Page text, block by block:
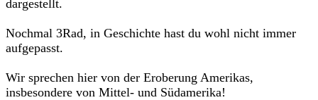
dargestellt.
Nochmal 3Rad, in Geschichte hast du wohl nicht immer
aufgepasst.
Wir sprechen hier von der Eroberung Amerikas,
insbesondere von Mittel- und Südamerika!